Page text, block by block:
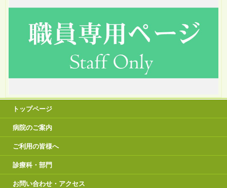
トップページ
病院のご案内
ご利用の皆様へ
診療科・部門
お問い合わせ・アクセス